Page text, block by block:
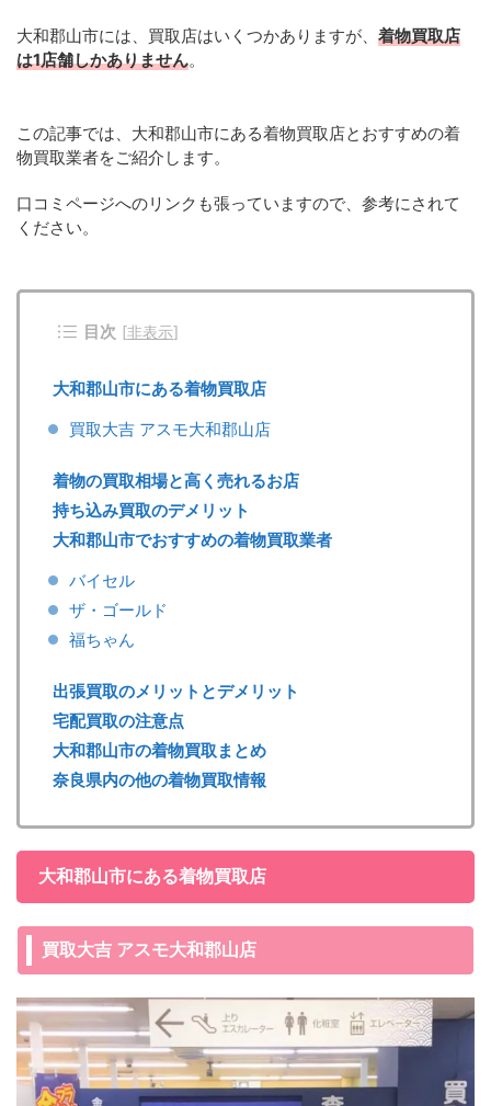
大和郡山市には、買取店はいくつかありますが、 着物買取店
は1店舗しかありません。
この記事では、大和郡山市にある着物買取店とおすすめの着
物買取業者をご紹介します。
口コミページへのリンクも張っていますので、参考にされて
ください。
目次 [非表示]
大和郡山市にある着物買取店
買取大吉 アスモ大和郡山店
着物の買取相場と高く売れるお店
持ち込み買取のデメリット
大和郡山市でおすすめの着物買取業者
バイセル
ザ・ゴールド
福ちゃん
出張買取のメリットとデメリット
宅配買取の注意点
大和郡山市の着物買取まとめ
奈良県内の他の着物買取情報
大和郡山市にある着物買取店
買取大吉 アスモ大和郡山店